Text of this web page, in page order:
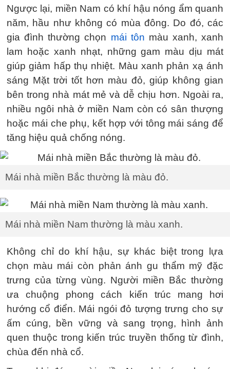
Ngược lại, miền Nam có khí hậu nóng ẩm quanh
năm, hầu như không có mùa đông. Do đó, các
gia đình thường chọn mái tôn màu xanh, xanh
lam hoặc xanh nhạt, những gam màu dịu mát
giúp giảm hấp thụ nhiệt. Màu xanh phản xạ ánh
sáng Mặt trời tốt hơn màu đỏ, giúp không gian
bên trong nhà mát mẻ và dễ chịu hơn. Ngoài ra,
nhiều ngôi nhà ở miền Nam còn có sân thượng
hoặc mái che phụ, kết hợp với tông mái sáng để
tăng hiệu quả chống nóng.
Mái nhà miền Bắc thường là màu đỏ.
Mái nhà miền Nam thường là màu xanh.
Không chỉ do khí hậu, sự khác biệt trong lựa
chọn màu mái còn phản ánh gu thẩm mỹ đặc
trưng của từng vùng. Người miền Bắc thường
ưa chuộng phong cách kiến trúc mang hơi
hướng cổ điển. Mái ngói đỏ tượng trưng cho sự
ấm cúng, bền vững và sang trọng, hình ảnh
quen thuộc trong kiến trúc truyền thống từ đình,
chùa đến nhà cổ.